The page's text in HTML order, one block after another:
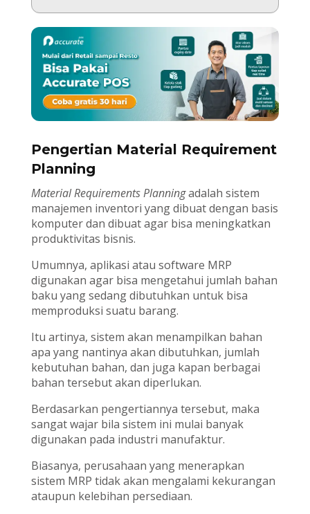
Pengertian Material Requirement
Planning
Material Requirements Planningadalah sistem
manajemen inventori yang dibuat dengan basis
komputer dan dibuat agar bisa meningkatkan
produktivitas bisnis.
Umumnya, aplikasi atau software MRP
digunakan agar bisa mengetahui jumlah bahan
baku yang sedang dibutuhkan untuk bisa
memproduksi suatu barang.
Itu artinya, sistem akan menampilkan bahan
apa yang nantinya akan dibutuhkan, jumlah
kebutuhan bahan, dan juga kapan berbagai
bahan tersebut akan diperlukan.
Berdasarkan pengertiannya tersebut, maka
sangat wajar bila sistem ini mulai banyak
digunakan pada industri manufaktur.
Biasanya, perusahaan yang menerapkan
sistem MRP tidak akan mengalami kekurangan
ataupun kelebihan persediaan.